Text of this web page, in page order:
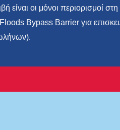
είναι οι μόνοι περιορισμοί
Bypass Barrier για